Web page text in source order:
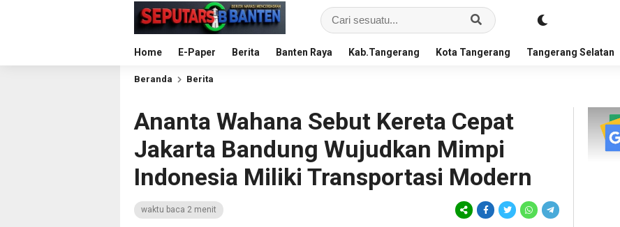
Home E-Paper Berita Banten Raya Kab.Tangerang Kota Tangerang Tangerang Selatan
Beranda Berita
Ananta Wahana Sebut Kereta Cepat
Jakarta Bandung Wujudkan Mimpi
Indonesia Miliki Transportasi Modern
waktu baca 2 menit